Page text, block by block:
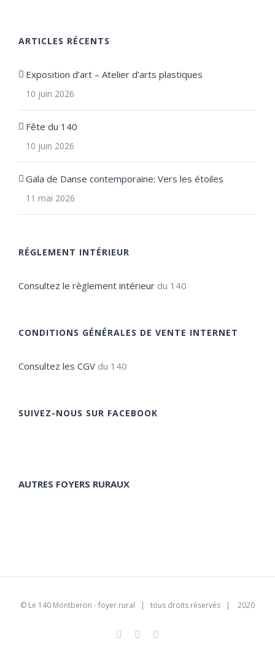
ARTICLES RÉCENTS
Exposition d’art – Atelier d’arts plastiques
10 juin 2026
Fête du 140
10 juin 2026
Gala de Danse contemporaine: Vers les étoiles
11 mai 2026
RÉGLEMENT INTÉRIEUR
Consultez le règlement intérieur du 140
CONDITIONS GÉNÉRALES DE VENTE INTERNET
Consultez les CGV du 140
SUIVEZ-NOUS SUR FACEBOOK
AUTRES FOYERS RURAUX
© Le 140 Montberon - foyer rural | tous droits réservés | 2020
FacebookInstagram